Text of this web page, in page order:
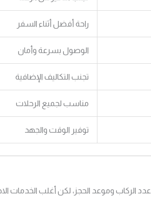
راحة أفضل أثناء السفر
الوصول بسرعة وأمان
تجنب التكاليف الإضافية
مناسب لجميع الرحلات
توفير الوقت والجهد
وموعد الحجز، لكن أغلب الخدمات